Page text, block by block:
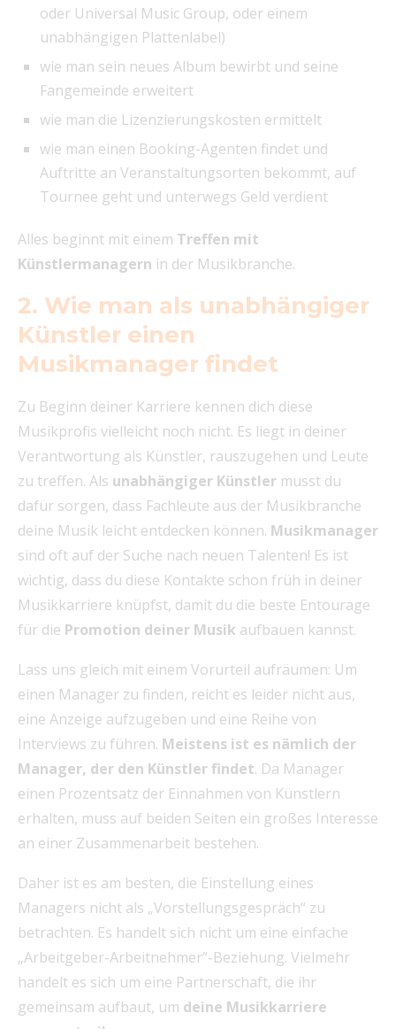
oder Universal Music Group, oder einem
unabhängigen Plattenlabel)
wie man sein neues Album bewirbt und seine
Fangemeinde erweitert
wie man die Lizenzierungskosten ermittelt
wie man einen Booking-Agenten findet und
Auftritte an Veranstaltungsorten bekommt, auf
Tournee geht und unterwegs Geld verdient
Alles beginnt mit einem Treffen mit
Künstlermanagern in der Musikbranche.
2. Wie man als unabhängiger
Künstler einen
Musikmanager findet
Zu Beginn deiner Karriere kennen dich diese
Musikprofis vielleicht noch nicht. Es liegt in deiner
Verantwortung als Künstler, rauszugehen und Leute
zu treffen. Als unabhängiger Künstler musst du
dafür sorgen, dass Fachleute aus der Musikbranche
deine Musik leicht entdecken können. Musikmanager
sind oft auf der Suche nach neuen Talenten! Es ist
wichtig, dass du diese Kontakte schon früh in deiner
Musikkarriere knüpfst, damit du die beste Entourage
für die Promotion deiner Musik aufbauen kannst.
Lass uns gleich mit einem Vorurteil aufräumen: Um
einen Manager zu finden, reicht es leider nicht aus,
eine Anzeige aufzugeben und eine Reihe von
Interviews zu führen. Meistens ist es nämlich der
Manager, der den Künstler findet. Da Manager
einen Prozentsatz der Einnahmen von Künstlern
erhalten, muss auf beiden Seiten ein großes Interesse
an einer Zusammenarbeit bestehen.
Daher ist es am besten, die Einstellung eines
Managers nicht als „Vorstellungsgespräch“ zu
betrachten. Es handelt sich nicht um eine einfache
„Arbeitgeber-Arbeitnehmer“-Beziehung. Vielmehr
handelt es sich um eine Partnerschaft, die ihr
gemeinsam aufbaut, um deine Musikkarriere